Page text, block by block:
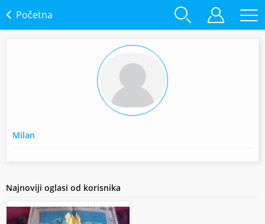
Početna
Milan
Najnoviji oglasi od korisnika